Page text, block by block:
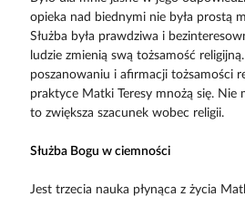
opieka nad biednymi nie była prostą
Służba była prawdziwa i
ludzie zmienią swą tożsamość
poszanowaniu i afirmacji tożsamości
praktyce Matki Teresy mnożą się. Nie
to zwiększa szacunek wobec religii.
Służba Bogu w ciemności
Jest trzecia nauka płynąca z życia